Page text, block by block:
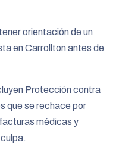
orientación de un
en Carrollton antes de
Protección contra
que se rechace por
médicas y